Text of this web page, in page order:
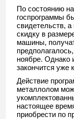
По состоянию
госпрограммы
свидетельств,
скидку в
машины,
ноябре. Однако
закончится уже
Действие
металлолом
настоящее
приобрести по